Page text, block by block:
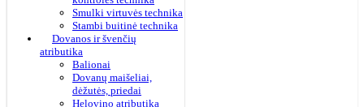
Smulki virtuvės technika
Stambi buitinė technika
Dovanos ir švenčių
atributika
Balionai
Dovanų maišeliai,
dėžutės, priedai
Helovino atributika